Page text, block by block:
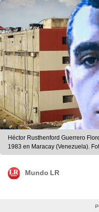
Héctor Rusthenford Guerrero
1983 en Maracay (Venezuela).
Mundo LR